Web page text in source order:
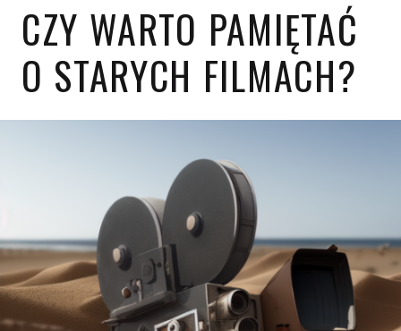
CZY WARTO PAMIĘTAĆ
O STARYCH FILMACH?